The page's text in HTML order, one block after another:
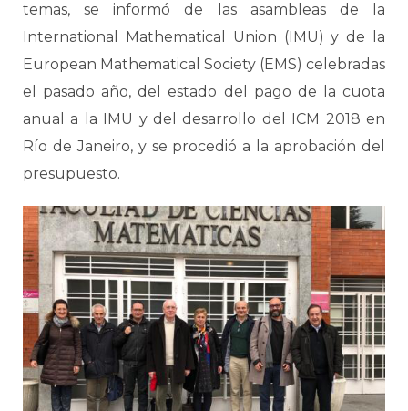
temas, se informó de las asambleas de la
International Mathematical Union (IMU) y de la
European Mathematical Society (EMS) celebradas
el pasado año, del estado del pago de la cuota
anual a la IMU y del desarrollo del ICM 2018 en
Río de Janeiro, y se procedió a la aprobación del
presupuesto.